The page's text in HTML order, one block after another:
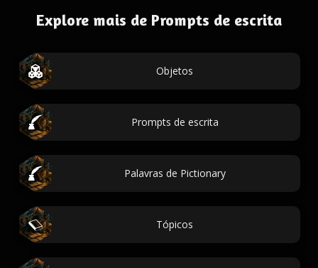
Explore mais de Prompts de escrita
Objetos
Prompts de escrita
Palavras de Pictionary
Tópicos